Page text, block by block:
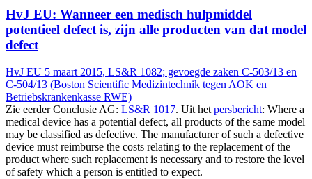
HvJ EU: Wanneer een medisch hulpmiddel
potentieel defect is, zijn alle producten van dat model
defect
HvJ EU 5 maart 2015, LS&R 1082; gevoegde zaken C-503/13 en
C-504/13 (Boston Scientific Medizintechnik tegen AOK en
Betriebskrankenkasse RWE)
Zie eerder Conclusie AG: LS&R 1017. Uit het persbericht: Where a
medical device has a potential defect, all products of the same model
may be classified as defective. The manufacturer of such a defective
device must reimburse the costs relating to the replacement of the
product where such replacement is necessary and to restore the level
of safety which a person is entitled to expect.